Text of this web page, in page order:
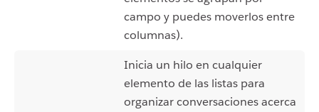
campo y puedes moverlos entre
columnas).
Inicia un hilo en cualquier
elemento de las listas para
organizar conversaciones acerca